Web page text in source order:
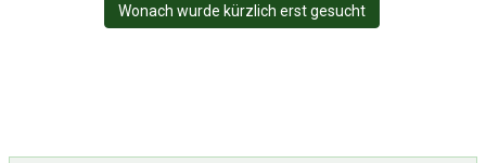
Wonach wurde kürzlich erst gesucht